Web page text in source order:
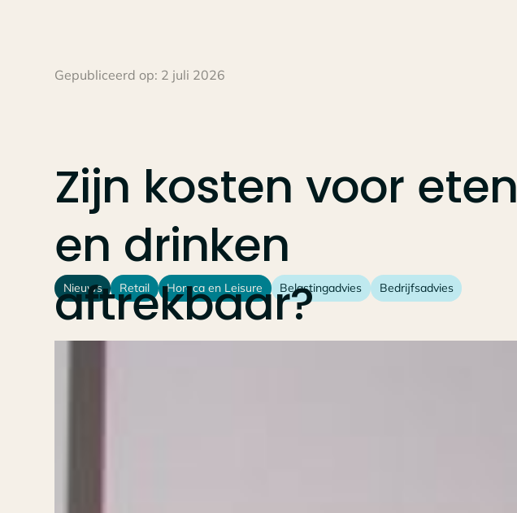
Gepubliceerd op: 2 juli 2026
Zijn kosten voor eten
en drinken
aftrekbaar?
Nieuws Retail Horeca en Leisure Belastingadvies Bedrijfsadvies